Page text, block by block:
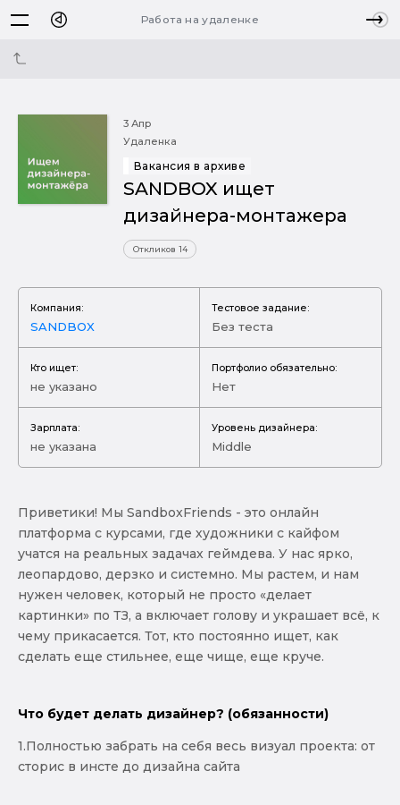
Работа на удаленке
3 Апр
Удаленка
Вакансия в архиве
SANDBOX ищет
дизайнера-монтажера
Откликов 14
Компания:
SANDBOX
Тестовое задание:
Без теста
Кто ищет:
не указано
Портфолио обязательно:
Нет
Зарплата:
не указана
Уровень дизайнера:
Middle
Приветики! Мы SandboxFriends - это онлайн
платформа с курсами, где художники с кайфом
учатся на реальных задачах геймдева. У нас ярко,
леопардово, дерзко и системно. Мы растем, и нам
нужен человек, который не просто «делает
картинки» по ТЗ, а включает голову и украшает всё, к
чему прикасается. Тот, кто постоянно ищет, как
сделать еще стильнее, еще чище, еще круче.
Что будет делать дизайнер? (обязанности)
1.Полностью забрать на себя весь визуал проекта: от
сторис в инсте до дизайна сайта